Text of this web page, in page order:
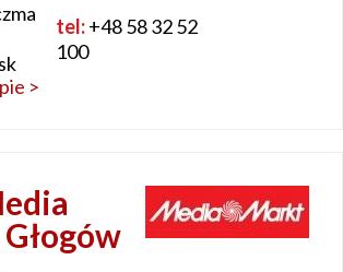
tel:+48 58 32 52
100
>